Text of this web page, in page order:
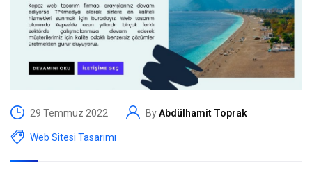
29 Temmuz 2022 ByAbdülhamit Toprak
Web Sitesi Tasarımı